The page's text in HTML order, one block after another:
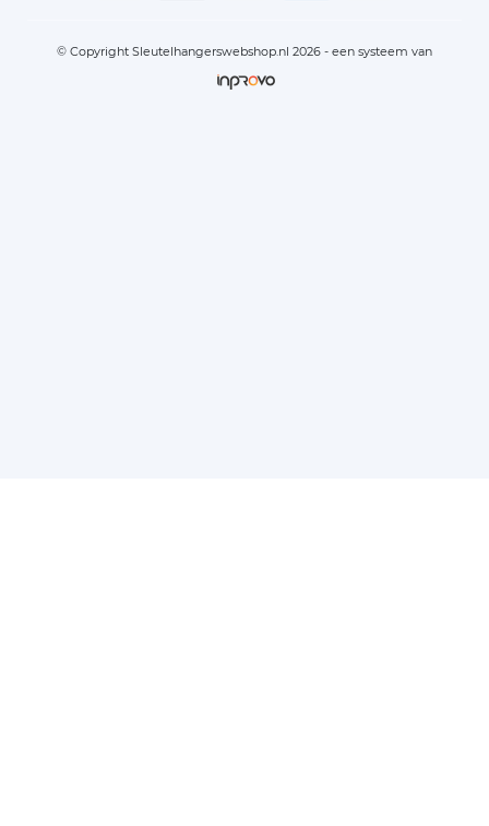
© Copyright Sleutelhangerswebshop.nl 2026 - een systeem van